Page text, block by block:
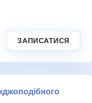
ЗАПИСАТИСЯ